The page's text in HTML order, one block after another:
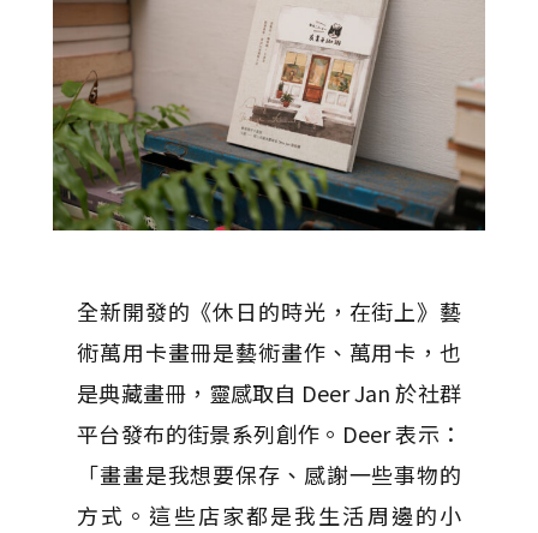
全新開發的《休日的時光，在街上》藝
術萬用卡畫冊是藝術畫作、萬用卡，也
是典藏畫冊，靈感取自 Deer Jan 於社群
平台發布的街景系列創作。Deer 表示：
「畫畫是我想要保存、感謝一些事物的
方式。這些店家都是我生活周邊的小